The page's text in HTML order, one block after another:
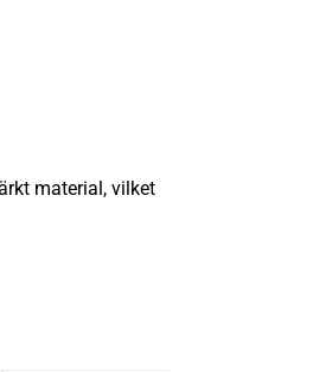
material, vilket